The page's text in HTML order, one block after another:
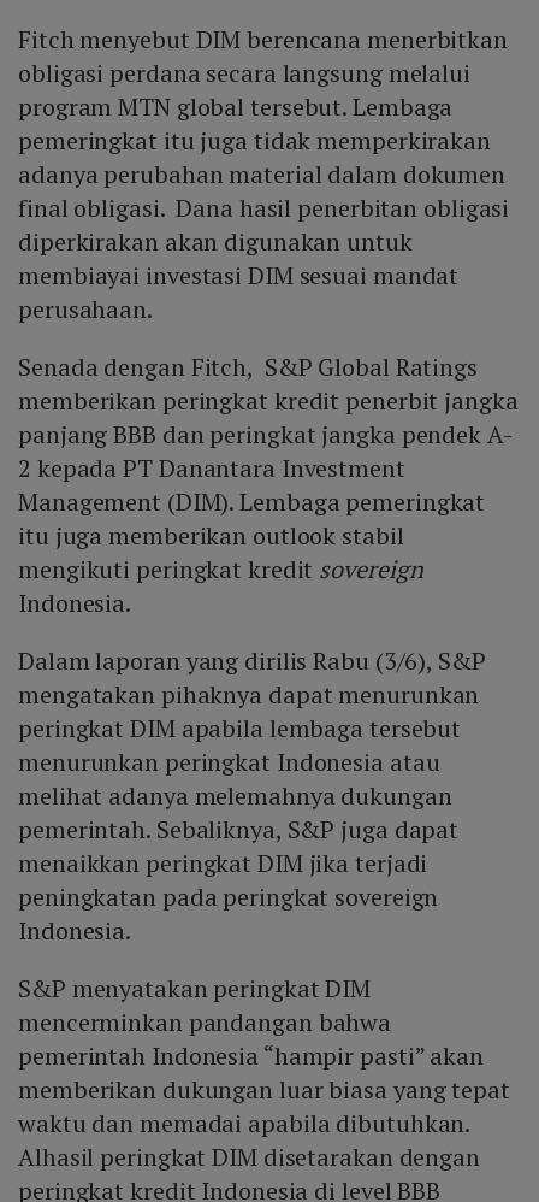
Fitch menyebut DIM berencana menerbitkan
obligasi perdana secara langsung melalui
program MTN global tersebut. Lembaga
pemeringkat itu juga tidak memperkirakan
adanya perubahan material dalam dokumen
final obligasi. Dana hasil penerbitan obligasi
diperkirakan akan digunakan untuk
membiayai investasi DIM sesuai mandat
perusahaan.
Senada dengan Fitch, S&P Global Ratings
memberikan peringkat kredit penerbit jangka
panjang BBB dan peringkat jangka pendek A-
2 kepada PT Danantara Investment
Management (DIM). Lembaga pemeringkat
itu juga memberikan outlook stabil
mengikuti peringkat kredit sovereign
Indonesia.
Dalam laporan yang dirilis Rabu (3/6), S&P
mengatakan pihaknya dapat menurunkan
peringkat DIM apabila lembaga tersebut
menurunkan peringkat Indonesia atau
melihat adanya melemahnya dukungan
pemerintah. Sebaliknya, S&P juga dapat
menaikkan peringkat DIM jika terjadi
peningkatan pada peringkat sovereign
Indonesia.
S&P menyatakan peringkat DIM
mencerminkan pandangan bahwa
pemerintah Indonesia “hampir pasti” akan
memberikan dukungan luar biasa yang tepat
waktu dan memadai apabila dibutuhkan.
Alhasil peringkat DIM disetarakan dengan
peringkat kredit Indonesia di level BBB